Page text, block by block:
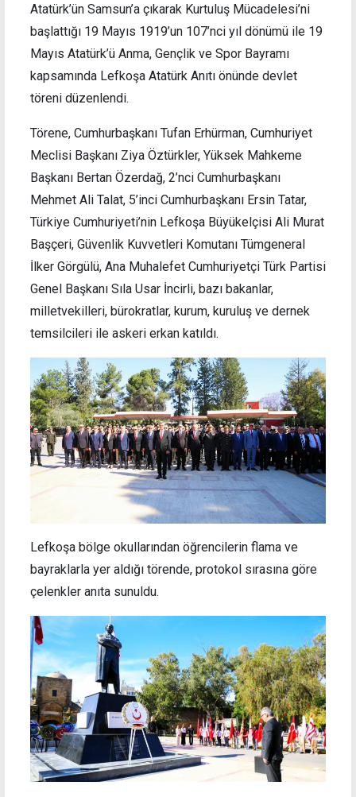
Atatürk’ün Samsun’a çıkarak Kurtuluş Mücadelesi’ni
başlattığı 19 Mayıs 1919’un 107’nci yıl dönümü ile 19
Mayıs Atatürk’ü Anma, Gençlik ve Spor Bayramı
kapsamında Lefkoşa Atatürk Anıtı önünde devlet
töreni düzenlendi.
Törene, Cumhurbaşkanı Tufan Erhürman, Cumhuriyet
Meclisi Başkanı Ziya Öztürkler, Yüksek Mahkeme
Başkanı Bertan Özerdağ, 2’nci Cumhurbaşkanı
Mehmet Ali Talat, 5’inci Cumhurbaşkanı Ersin Tatar,
Türkiye Cumhuriyeti’nin Lefkoşa Büyükelçisi Ali Murat
Başçeri, Güvenlik Kuvvetleri Komutanı Tümgeneral
İlker Görgülü, Ana Muhalefet Cumhuriyetçi Türk Partisi
Genel Başkanı Sıla Usar İncirli, bazı bakanlar,
milletvekilleri, bürokratlar, kurum, kuruluş ve dernek
temsilcileri ile askeri erkan katıldı.
Lefkoşa bölge okullarından öğrencilerin flama ve
bayraklarla yer aldığı törende, protokol sırasına göre
çelenkler anıta sunuldu.